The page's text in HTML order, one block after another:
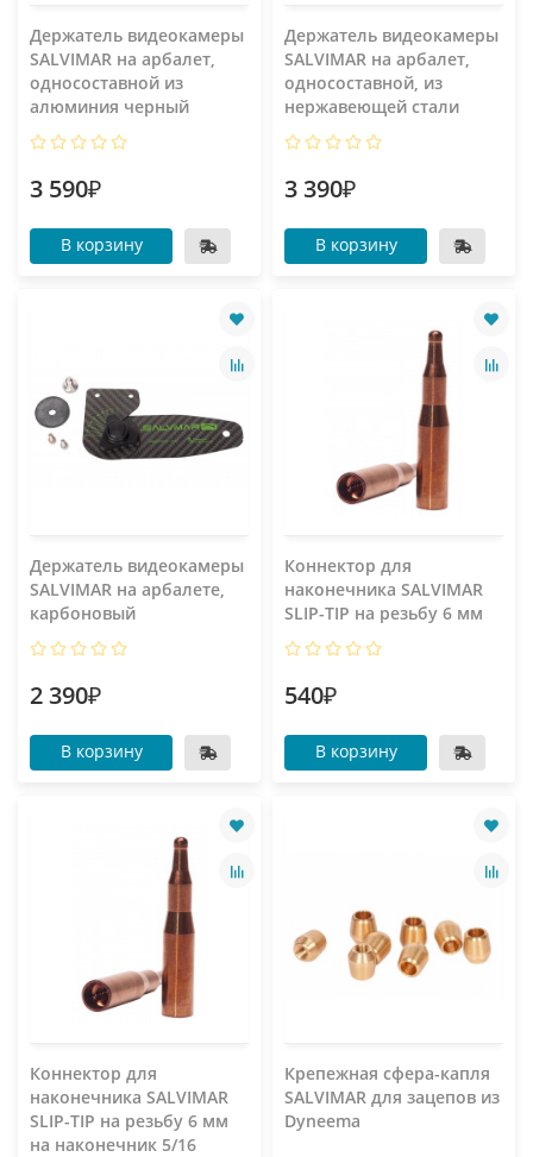
Держатель видеокамеры
SALVIMAR на арбалет,
односоставной из
алюминия черный
3 590₽
В корзину
Держатель видеокамеры
SALVIMAR на арбалет,
односоставной, из
нержавеющей стали
3 390₽
В корзину
Держатель видеокамеры
SALVIMAR на арбалете,
карбоновый
2 390₽
В корзину
Коннектор для
наконечника SALVIMAR
SLIP-TIP на резьбу 6 мм
540₽
В корзину
Коннектор для
наконечника SALVIMAR
SLIP-TIP на резьбу 6 мм
на наконечник 5/16
Крепежная сфера-капля
SALVIMAR для зацепов из
Dyneema